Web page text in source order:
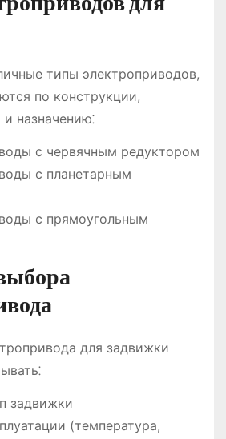
типы электроприводов,
по конструкции,
назначению⁚
с червячным редуктором
с планетарным
с прямоугольным
для задвижки
задвижки
(температура,